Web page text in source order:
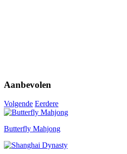
Aanbevolen
Volgende Eerdere
Butterfly Mahjong